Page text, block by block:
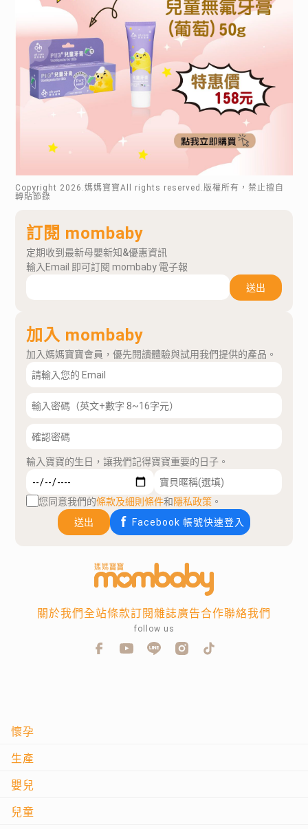
Copyright 2026 .媽媽寶寶All rights reserved.版權所有，禁止擅自
轉貼節錄
訂閱 mombaby
定期收到最新母嬰新知&優惠資訊
輸入Email 即可訂閱 mombaby 電子報
送出
加入 mombaby
加入媽媽寶寶會員，優先閱讀體驗與試用我們提供的產品。
輸入寶寶的生日，讓我們記得寶寶重要的日子。
您同意我們的條款及細則條件和隱私政策 。
送出
Facebook 帳號快速登入
懷孕
生產
嬰兒
兒童
關於我們全站條款訂閱雜誌廣告合作聯絡我們
follow us